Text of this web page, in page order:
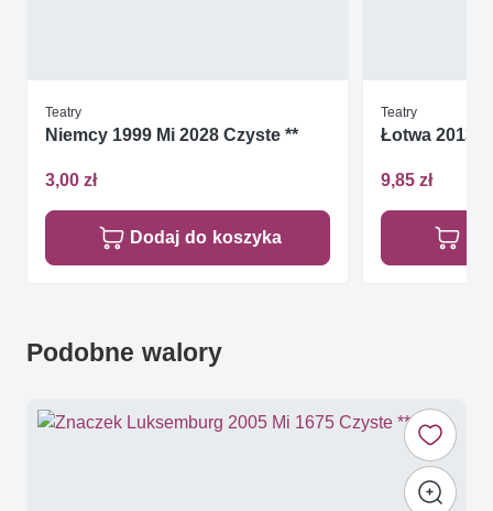
Teatry
Niemcy 1999 Mi 2028 Czyste **
3,00 zł
Dodaj do koszyka
Teatry
Łotwa 2013
9,85 zł
Podobne walory